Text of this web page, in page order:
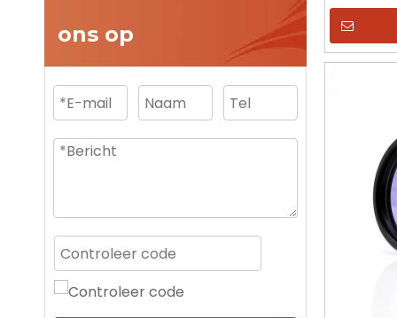
ons op